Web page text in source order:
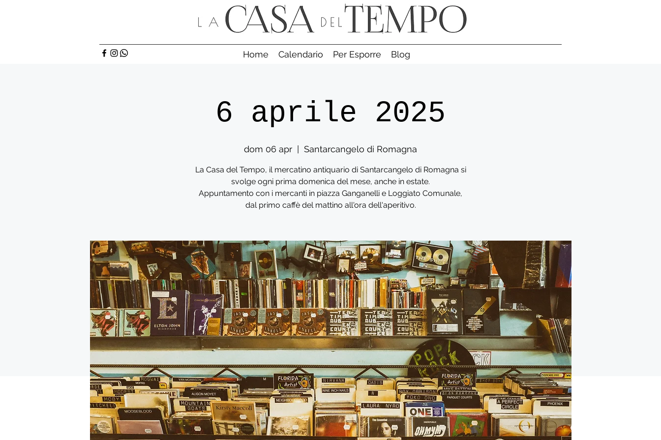
Home Calendario Per Esporre Blog
6 aprile 2025
dom 06 apr Santarcangelo di Romagna
La Casa del Tempo, il mercatino antiquario di Santarcangelo di Romagna si
svolge ogni prima domenica del mese, anche in estate.
Appuntamento con i mercanti in piazza Ganganelli e Loggiato Comunale,
dal primo caffè del mattino all'ora dell'aperitivo.